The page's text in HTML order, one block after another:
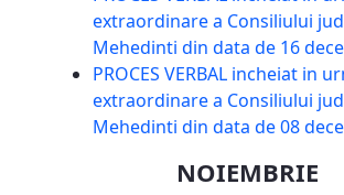
extraordinare a Consiliului
Mehedinti din data de 16
PROCES VERBAL incheiat in
extraordinare a Consiliului
Mehedinti din data de 08
NOIEMBRIE